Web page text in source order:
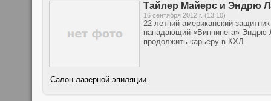
Тайлер Майерс и Эндрю
16 сентября 2012 г. (13:10)
22-летний американский
нападающий «Виннипега» Эндрю
продолжить карьеру в КХЛ.
Салон лазерной эпиляции